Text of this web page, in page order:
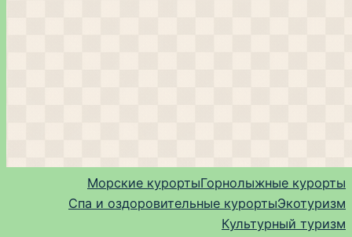
Морские курортыГорнолыжные курорты
Спа и оздоровительные курортыЭкотуризм
Культурный туризм